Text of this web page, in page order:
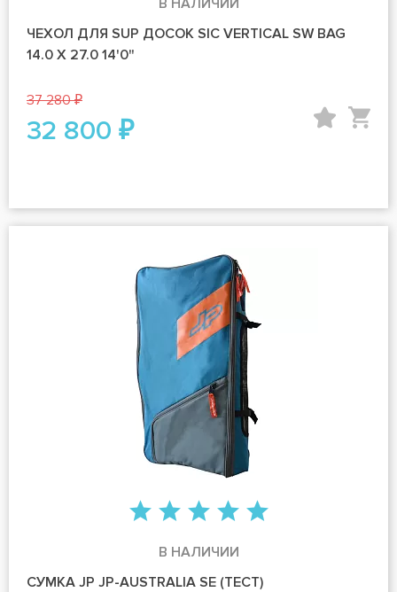
В НАЛИЧИИ
ЧЕХОЛ ДЛЯ SUP ДОСОК SIC VERTICAL SW BAG
14.0 X 27.0 14'0"
37 280 ₽
32 800 ₽
В НАЛИЧИИ
СУМКА JP JP-AUSTRALIA SE (ТЕСТ)